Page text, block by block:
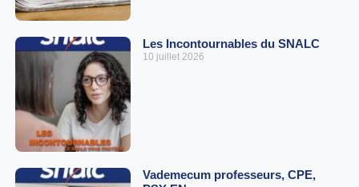
Les Incontournables du SNALC
10 juillet 2026
Vademecum professeurs, CPE,